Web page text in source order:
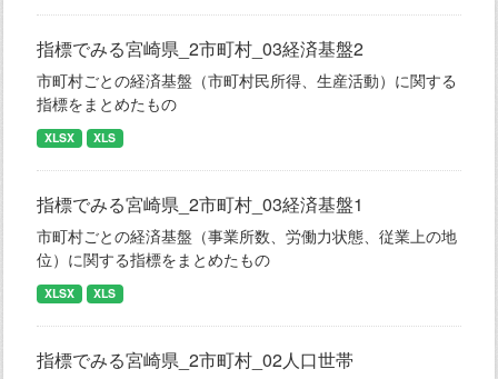
指標でみる宮崎県_2市町村_03経済基盤2
市町村ごとの経済基盤（市町村民所得、生産活動）に関する
指標をまとめたもの
XLSX XLS
指標でみる宮崎県_2市町村_03経済基盤1
市町村ごとの経済基盤（事業所数、労働力状態、従業上の地
位）に関する指標をまとめたもの
XLSX XLS
指標でみる宮崎県_2市町村_02人口世帯